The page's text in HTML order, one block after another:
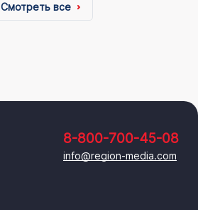
Смотреть все
8-800-700-45-08
info@region-media.com